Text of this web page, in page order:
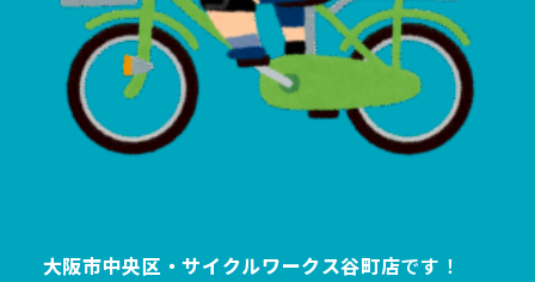
大阪市中央区・サイクルワークス谷町店です！